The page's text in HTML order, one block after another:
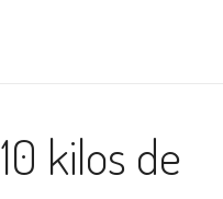
kilos de